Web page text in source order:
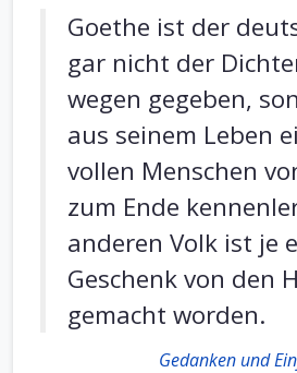
Goethe ist der
gar nicht der
wegen gegeben,
aus seinem Leben
vollen Menschen
zum Ende
anderen Volk ist je
Geschenk von den
gemacht worden.
Gedanken und